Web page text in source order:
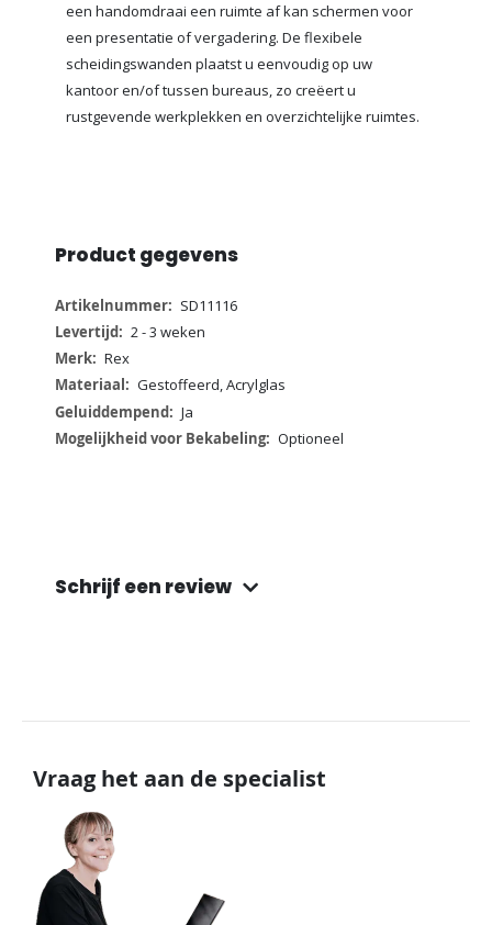
een handomdraai een ruimte af kan schermen voor
een presentatie of vergadering. De flexibele
scheidingswanden plaatst u eenvoudig op uw
kantoor en/of tussen bureaus, zo creëert u
rustgevende werkplekken en overzichtelijke ruimtes.
Product gegevens
Meer
informatie
SD11116
2 - 3 weken
Rex
Gestoffeerd, Acrylglas
Ja
Optioneel
Schrijf een review
Vraag het aan de specialist